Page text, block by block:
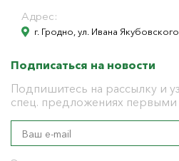
Адрес:
г. Гродно, ул. Ивана
Подписаться на новости
Подпишитесь на рассылку и
спец. предложениях первыми